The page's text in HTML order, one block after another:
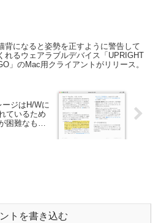
背になると姿勢を正すように警告して
れるウェアラブルデバイス「UPRIGHT
」のMac用クライアントがリリース。
ジはH/Wに
ているため
困難なもの
トを書き込む